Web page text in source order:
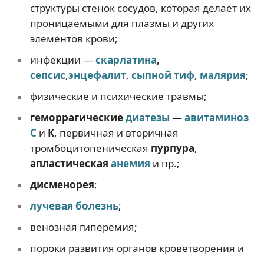
структуры стенок сосудов, которая делает их
проницаемыми для плазмы и других
элементов крови;
инфекции —скарлатина,
сепсис,энцефалит, сыпной тиф, малярия;
физические и психические травмы;
геморрагическиедиатезы—авитаминоз
С и К, первичная и вторичная
тромбоцитопеническая пурпура,
апластическая анемия и пр.;
дисменорея;
лучевая болезнь;
венозная гиперемия;
пороки развития органов кроветворения и